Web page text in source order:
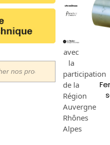
avec
la
participation
de la
Région
Auvergne
Rhônes
Alpes